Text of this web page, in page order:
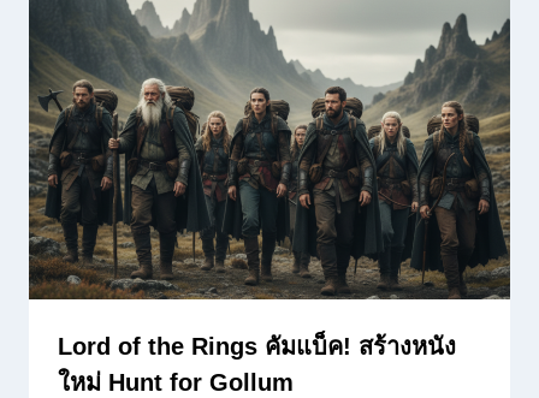
Lord of the Rings คัมแบ็ค! สร้างหนัง
ใหม่ Hunt for Gollum